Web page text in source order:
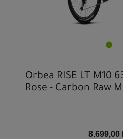
Orbea RISE LT M10
Rose - Carbon Raw
8.699,00